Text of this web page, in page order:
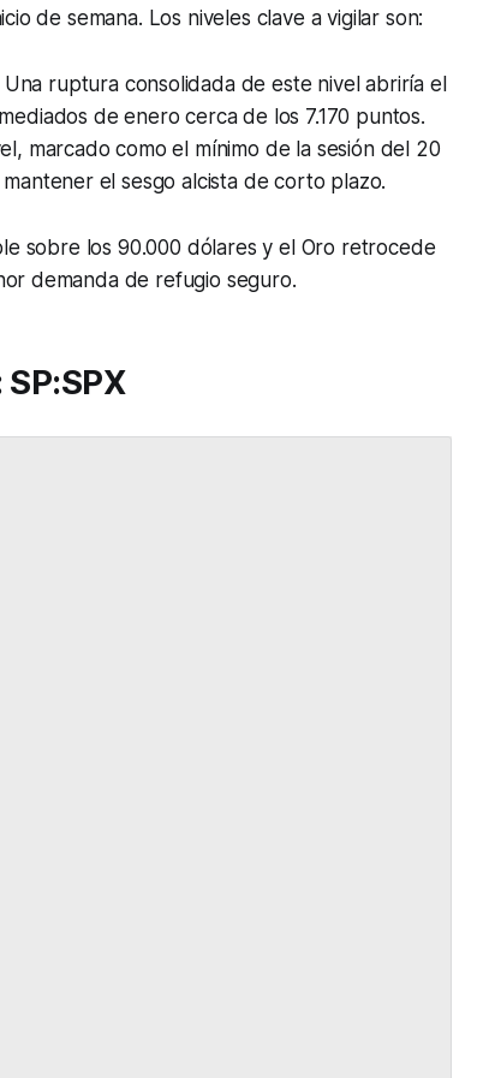
de semana. Los niveles clave a vigilar son:
ruptura consolidada de este nivel abriría el
de enero cerca de los 7.170 puntos.
marcado como el mínimo de la sesión del 20
el sesgo alcista de corto plazo.
sobre los 90.000 dólares y el Oro retrocede
demanda de refugio seguro.